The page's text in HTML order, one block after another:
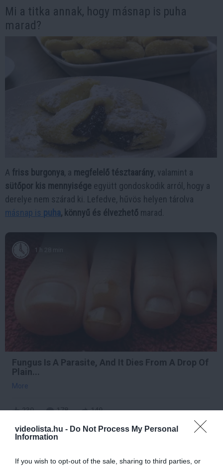
videolista.hu - Do Not Process My Personal
Information
If you wish to opt-out of the sale, sharing to third parties, or
Mi a titka annak, hogy másnap is puha
marad?
A friss burgonya, a megfelelő tésztaarány, valamint a
sütőpor kis mennyisége együtt gondoskodik arról, hogy a
derelye nem szárad ki. Lefedve, hűvös helyen tárolva
másnap is puha, könnyű és élvezhető marad.
1 h 28 min
Fungus Is A Parasite, And It Dies From A Drop Of
Plain...
More
230 178 149